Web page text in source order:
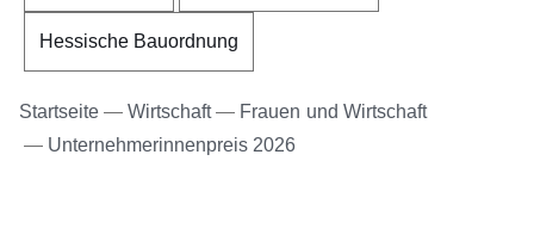
Hessische Bauordnung
Startseite Wirtschaft
Frauen und Wirtschaft
Unternehmerinnenpreis 2026